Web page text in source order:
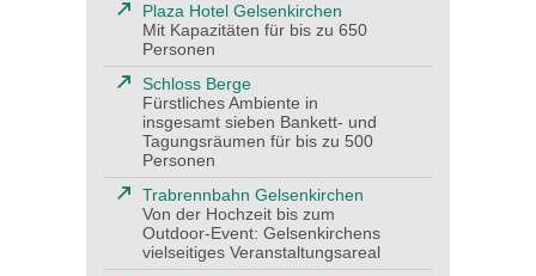
Plaza Hotel Gelsenkirchen
Mit Kapazitäten für bis zu 650
Personen
Schloss Berge
Fürstliches Ambiente in
insgesamt sieben Bankett- und
Tagungsräumen für bis zu 500
Personen
Trabrennbahn Gelsenkirchen
Von der Hochzeit bis zum
Outdoor-Event: Gelsenkirchens
vielseitiges Veranstaltungsareal